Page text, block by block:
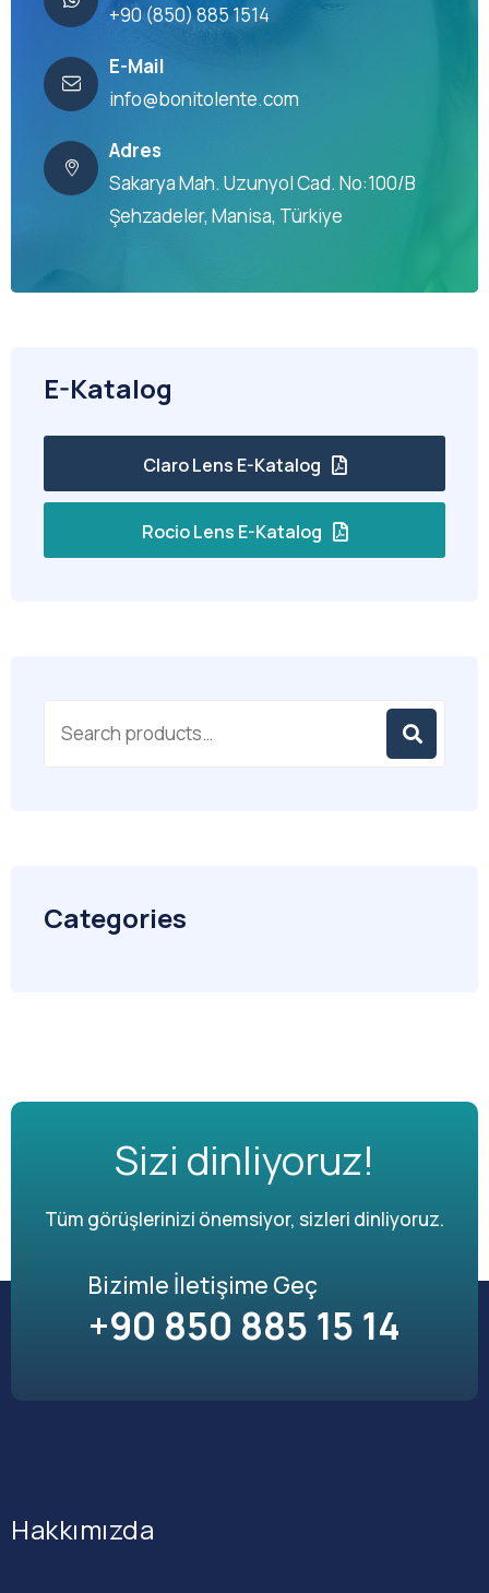
+90 (850) 885 1514
E-Mail
info@bonitolente.com
Adres
Sakarya Mah. Uzunyol Cad. No:100/B
Şehzadeler, Manisa, Türkiye
E-Katalog
Claro Lens E-Katalog
Rocio Lens E-Katalog
Categories
Sizi dinliyoruz!
Tüm görüşlerinizi önemsiyor, sizleri dinliyoruz.
Bizimle İletişime Geç
+90 850 885 15 14
Hakkımızda